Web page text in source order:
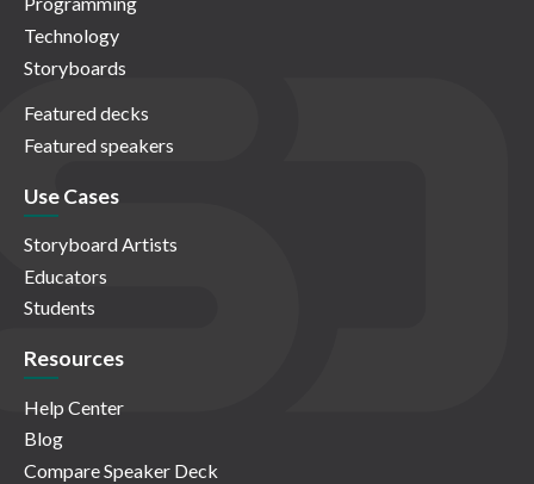
Technology
Storyboards
Featured decks
Featured speakers
Use Cases
Storyboard Artists
Educators
Students
Resources
Help Center
Blog
Compare Speaker Deck